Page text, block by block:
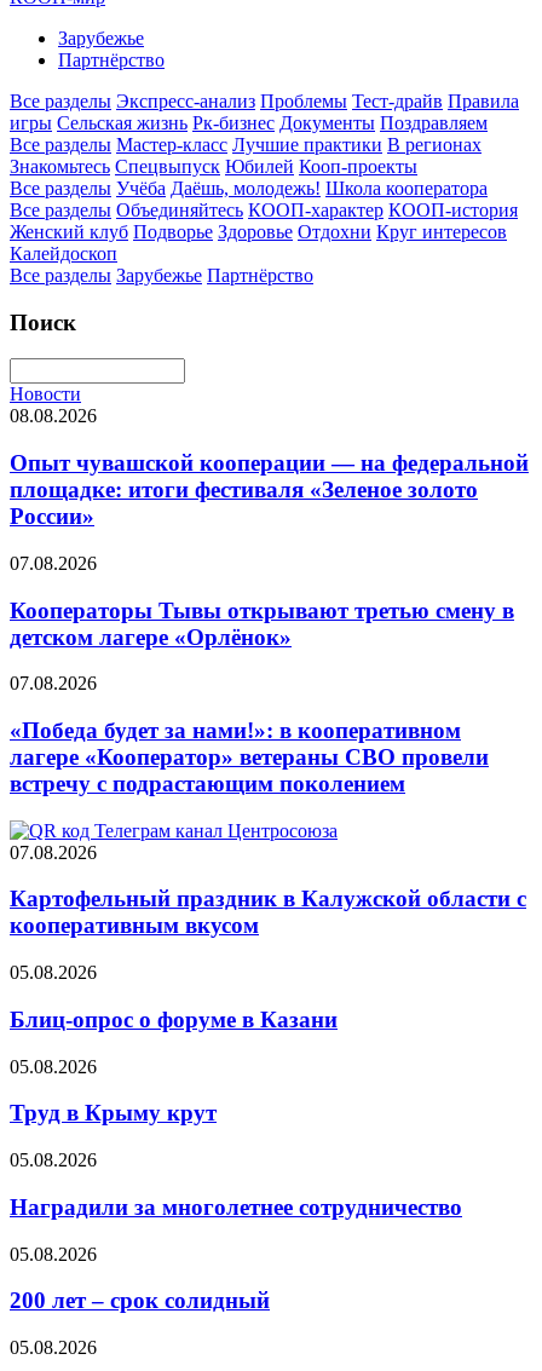
Зарубежье
Партнёрство
Все разделы Экспресс-анализ Проблемы Тест-драйв Правила
игры Сельская жизнь Рк-бизнес Документы Поздравляем
Все разделы Мастер-класс Лучшие практики В регионах
Знакомьтесь Спецвыпуск Юбилей Кооп-проекты
Все разделы Учёба Даёшь, молодежь! Школа кооператора
Все разделы Объединяйтесь КООП-характер КООП-история
Женский клуб Подворье Здоровье Отдохни Круг интересов
Калейдоскоп
Все разделы Зарубежье Партнёрство
Поиск
Новости
08.08.2026
Опыт чувашской кооперации — на федеральной
площадке: итоги фестиваля «Зеленое золото
России»
07.08.2026
Кооператоры Тывы открывают третью смену в
детском лагере «Орлёнок»
07.08.2026
«Победа будет за нами!»: в кооперативном
лагере «Кооператор» ветераны СВО провели
встречу с подрастающим поколением
07.08.2026
Картофельный праздник в Калужской области с
кооперативным вкусом
05.08.2026
Блиц-опрос о форуме в Казани
05.08.2026
Труд в Крыму крут
05.08.2026
Наградили за многолетнее сотрудничество
05.08.2026
200 лет – срок солидный
05.08.2026